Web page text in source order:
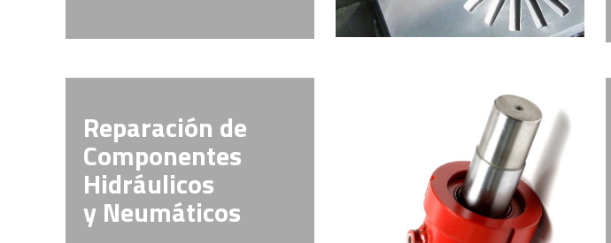
Reparación de
Componentes
Hidráulicos
y Neumáticos